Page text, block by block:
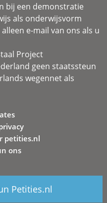
bij een demonstratie
als onderwijsvorm
e-mail van ons als u
Project
geen staatssteun
wegennet als
petities.nl
ons
Petities.nl